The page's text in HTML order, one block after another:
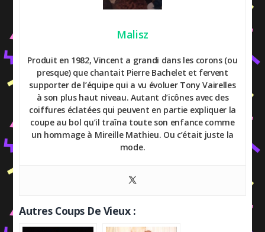
Malisz
Produit en 1982, Vincent a grandi dans les corons (ou
presque) que chantait Pierre Bachelet et fervent
supporter de l’équipe qui a vu évoluer Tony Vairelles
à son plus haut niveau. Autant d’icônes avec des
coiffures éclatées qui peuvent en partie expliquer la
coupe au bol qu’il traîna toute son enfance comme
un hommage à Mireille Mathieu. Ou c’était juste la
mode.
Autres Coups De Vieux :